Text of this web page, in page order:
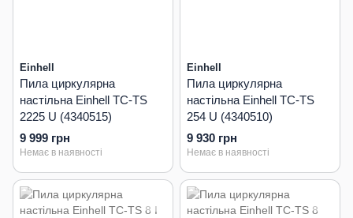
Einhell
Пила циркулярна
настільна Einhell TC-TS
2225 U (4340515)
9 999 грн
Немає в наявності
Einhell
Пила циркулярна
настільна Einhell TC-TS
254 U (4340510)
9 930 грн
Немає в наявності